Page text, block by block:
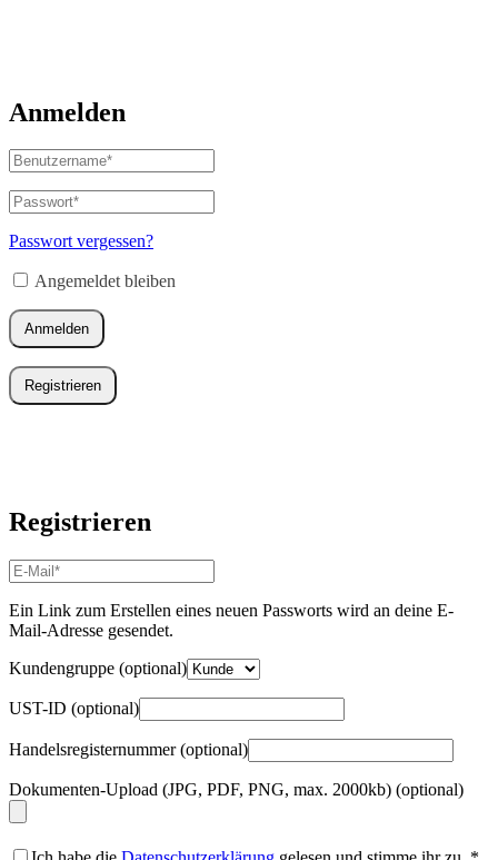
Anmelden
Benutzername
oder
E-
Mail-
Adresse*
Passwort*
Erforderlich
Passwort vergessen?
Angemeldet bleiben
Anmelden
Registrieren
Registrieren
E-
Mail-
Adresse*
Erforderlich
Ein Link zum Erstellen eines neuen Passworts wird an deine E-
Mail-Adresse gesendet.
Kundengruppe (optional)
UST-ID (optional)
Handelsregisternummer(optional)
Dokumenten-Upload (JPG, PDF, PNG, max. 2000kb) (optional)